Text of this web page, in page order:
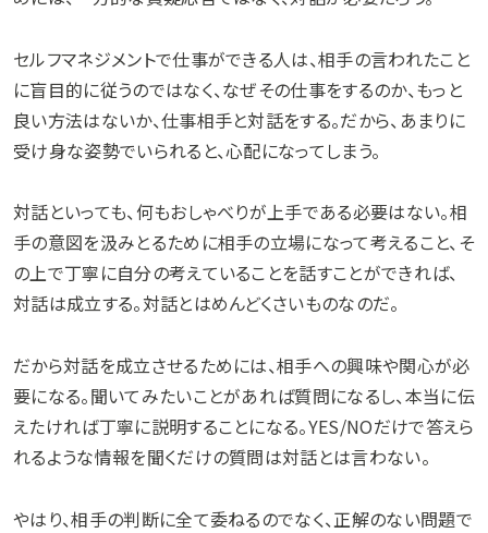
セルフマネジメントで仕事ができる人は、相手の言われたこと
に盲目的に従うのではなく、なぜその仕事をするのか、もっと
良い方法はないか、仕事相手と対話をする。だから、あまりに
受け身な姿勢でいられると、心配になってしまう。
対話といっても、何もおしゃべりが上手である必要はない。相
手の意図を汲みとるために相手の立場になって考えること、そ
の上で丁寧に自分の考えていることを話すことができれば、
対話は成立する。対話とはめんどくさいものなのだ。
だから対話を成立させるためには、相手への興味や関心が必
要になる。聞いてみたいことがあれば質問になるし、本当に伝
えたければ丁寧に説明することになる。YES/NOだけで答えら
れるような情報を聞くだけの質問は対話とは言わない。
やはり、相手の判断に全て委ねるのでなく、正解のない問題で